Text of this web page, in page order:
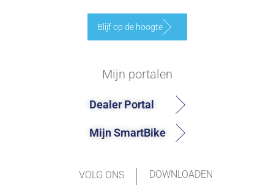
Blijf op de hoogte
DOWNLOADEN
Mijn portalen
Dealer Portal
Mijn SmartBike
VOLG ONS